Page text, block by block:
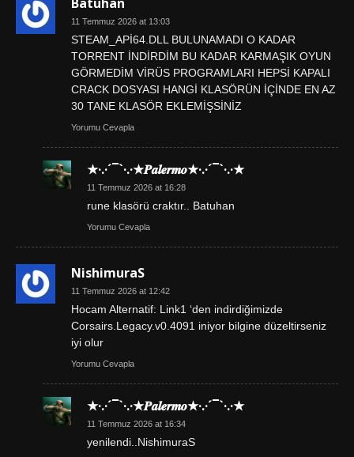
11 Temmuz 2026 at 13:03
STEAM_APİ64.DLL BULUNAMADI O KADAR
TORRENT İNDİRDİM BU KADAR KARMAŞIK OYUN
GÖRMEDİM VİRÜS PROGRAMLARI HEPSİ KAPALI
CRACK DOSYASI HANGİ KLASÖRÜN İÇİNDE EN AZ
30 TANE KLASÖR EKLEMİŞSİNİZ
Yorumu Cevapla
★·.·´¯`·.·★𝑷𝒂𝒍𝒆𝒓𝒎𝒐★·.·´¯`·.·★
11 Temmuz 2026 at 16:28
rune klasörü craktır.. Batuhan
Yorumu Cevapla
NishimuraS
11 Temmuz 2026 at 12:42
Hocam Alternatif: Link1 ‘den indirdiğimizde
Corsairs.Legacy.v0.4091 iniyor bilgine düzeltirseniz
iyi olur
Yorumu Cevapla
★·.·´¯`·.·★𝑷𝒂𝒍𝒆𝒓𝒎𝒐★·.·´¯`·.·★
11 Temmuz 2026 at 16:34
yenilendi..NishimuraS